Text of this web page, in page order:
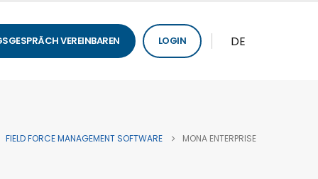
VEREINBAREN LOGIN DE
FIELD FORCE MANAGEMENT SOFTWARE MONA ENTERPRISE